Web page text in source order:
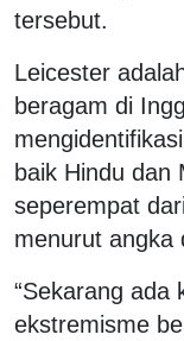
tersebut.
Leicester
beragam di
baik Hindu dan
seperempat
menurut angka
“Sekarang ada
ekstremisme